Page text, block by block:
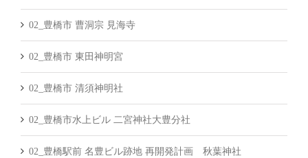
02_豊橋市 曹洞宗 見海寺
02_豊橋市 東田神明宮
02_豊橋市 清須神明社
02_豊橋市水上ビル 二宮神社大豊分社
02_豊橋駅前 名豊ビル跡地 再開発計画 秋葉神社